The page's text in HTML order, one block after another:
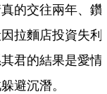
的交往兩年、鑽
拉麵店投資失利
君的結果是愛情
避沉潛。